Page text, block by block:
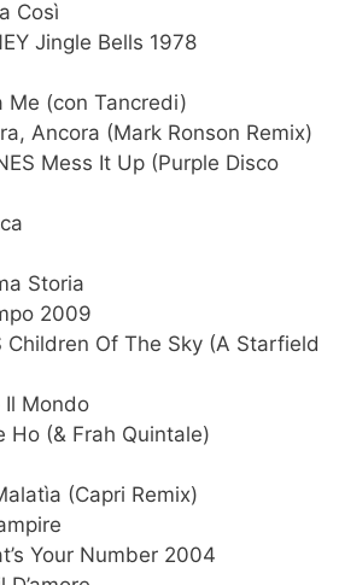
Così
Jingle Bells 1978
Me (con Tancredi)
Ancora (Mark Ronson Remix)
Mess It Up (Purple Disco
Storia
2009
Children Of The Sky (A Starfield
Il Mondo
Ho (& Frah Quintale)
(Capri Remix)
Your Number 2004